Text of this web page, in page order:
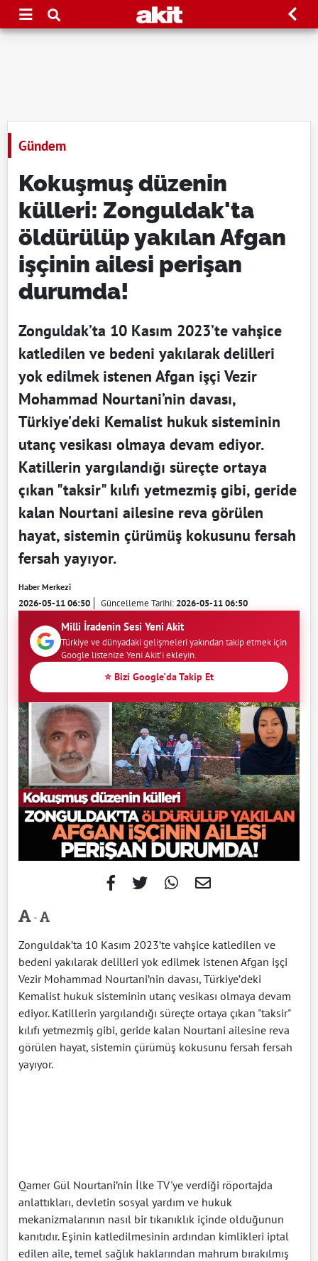
Gündem
Kokuşmuş düzenin
külleri: Zonguldak'ta
öldürülüp yakılan Afgan
işçinin ailesi perişan
durumda!
Zonguldak’ta 10 Kasım 2023’te vahşice
katledilen ve bedeni yakılarak delilleri
yok edilmek istenen Afgan işçi Vezir
Mohammad Nourtani’nin davası,
Türkiye’deki Kemalist hukuk sisteminin
utanç vesikası olmaya devam ediyor.
Katillerin yargılandığı süreçte ortaya
çıkan "taksir" kılıfı yetmezmiş gibi, geride
kalan Nourtani ailesine reva görülen
hayat, sistemin çürümüş kokusunu fersah
fersah yayıyor.
Haber Merkezi
2026-05-11 06:50 Güncelleme Tarihi:2026-05-11 06:50
Milli İradenin Sesi Yeni Akit
Türkiye ve dünyadaki gelişmeleri yakından takip etmek için
Google listenize Yeni Akit'i ekleyin.
⭐ Bizi Google'da Takip Et
-
Zonguldak’ta 10 Kasım 2023’te vahşice katledilen ve
bedeni yakılarak delilleri yok edilmek istenen Afgan işçi
Vezir Mohammad Nourtani’nin davası, Türkiye’deki
Kemalist hukuk sisteminin utanç vesikası olmaya devam
ediyor. Katillerin yargılandığı süreçte ortaya çıkan "taksir"
kılıfı yetmezmiş gibi, geride kalan Nourtani ailesine reva
görülen hayat, sistemin çürümüş kokusunu fersah fersah
yayıyor.
Qamer Gül Nourtani’nin İlke TV'ye verdiği röportajda
anlattıkları, devletin sosyal yardım ve hukuk
mekanizmalarının nasıl bir tıkanıklık içinde olduğunun
kanıtıdır. Eşinin katledilmesinin ardından kimlikleri iptal
edilen aile, temel sağlık haklarından mahrum bırakılmış